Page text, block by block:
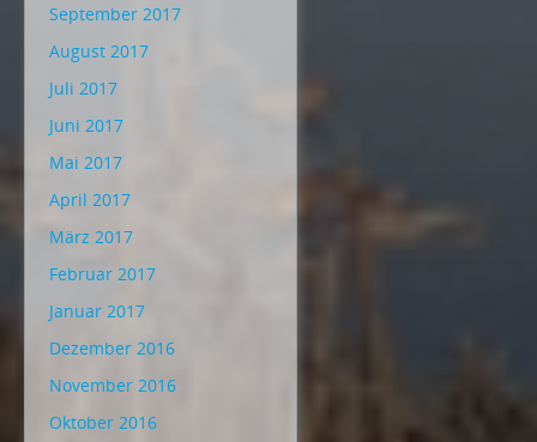
September 2017
August 2017
Juli 2017
Juni 2017
Mai 2017
April 2017
März 2017
Februar 2017
Januar 2017
Dezember 2016
November 2016
Oktober 2016